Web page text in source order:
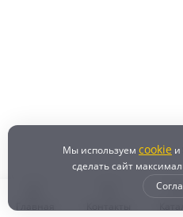
Мы используем cookie и
сделать сайт